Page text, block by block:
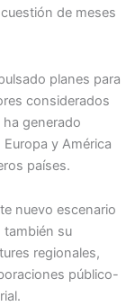
de meses
planes para
considerados
generado
y América
países.
nuevo escenario
también su
regionales,
público-